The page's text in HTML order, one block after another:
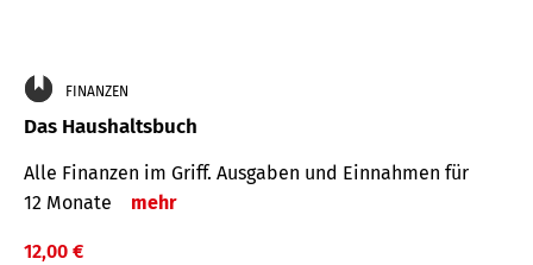
FINANZEN
Das Haushaltsbuch
Alle Finanzen im Griff. Aus­gaben und Ein­nahmen für
12 Monate
mehr
12,00 €